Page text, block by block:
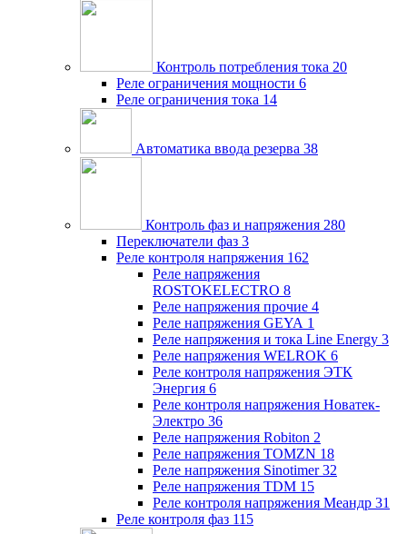
Контроль потребления тока 20
Реле ограничения мощности 6
Реле ограничения тока 14
Автоматика ввода резерва 38
Контроль фаз и напряжения 280
Переключатели фаз 3
Реле контроля напряжения 162
Реле напряжения
ROSTOKELECTRO 8
Реле напряжения прочие 4
Реле напряжения GEYA 1
Реле напряжения и тока Line Energy 3
Реле напряжения WELROK 6
Реле контроля напряжения ЭТК
Энергия 6
Реле контроля напряжения Новатек-
Электро 36
Реле напряжения Robiton 2
Реле напряжения TOMZN 18
Реле напряжения Sinotimer 32
Реле напряжения TDM 15
Реле контроля напряжения Меандр 31
Реле контроля фаз 115